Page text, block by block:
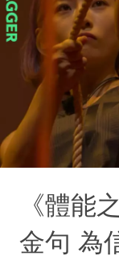
《體能
金句 為